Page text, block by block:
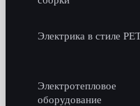
Электрика в стиле
Электротепловое
оборудование